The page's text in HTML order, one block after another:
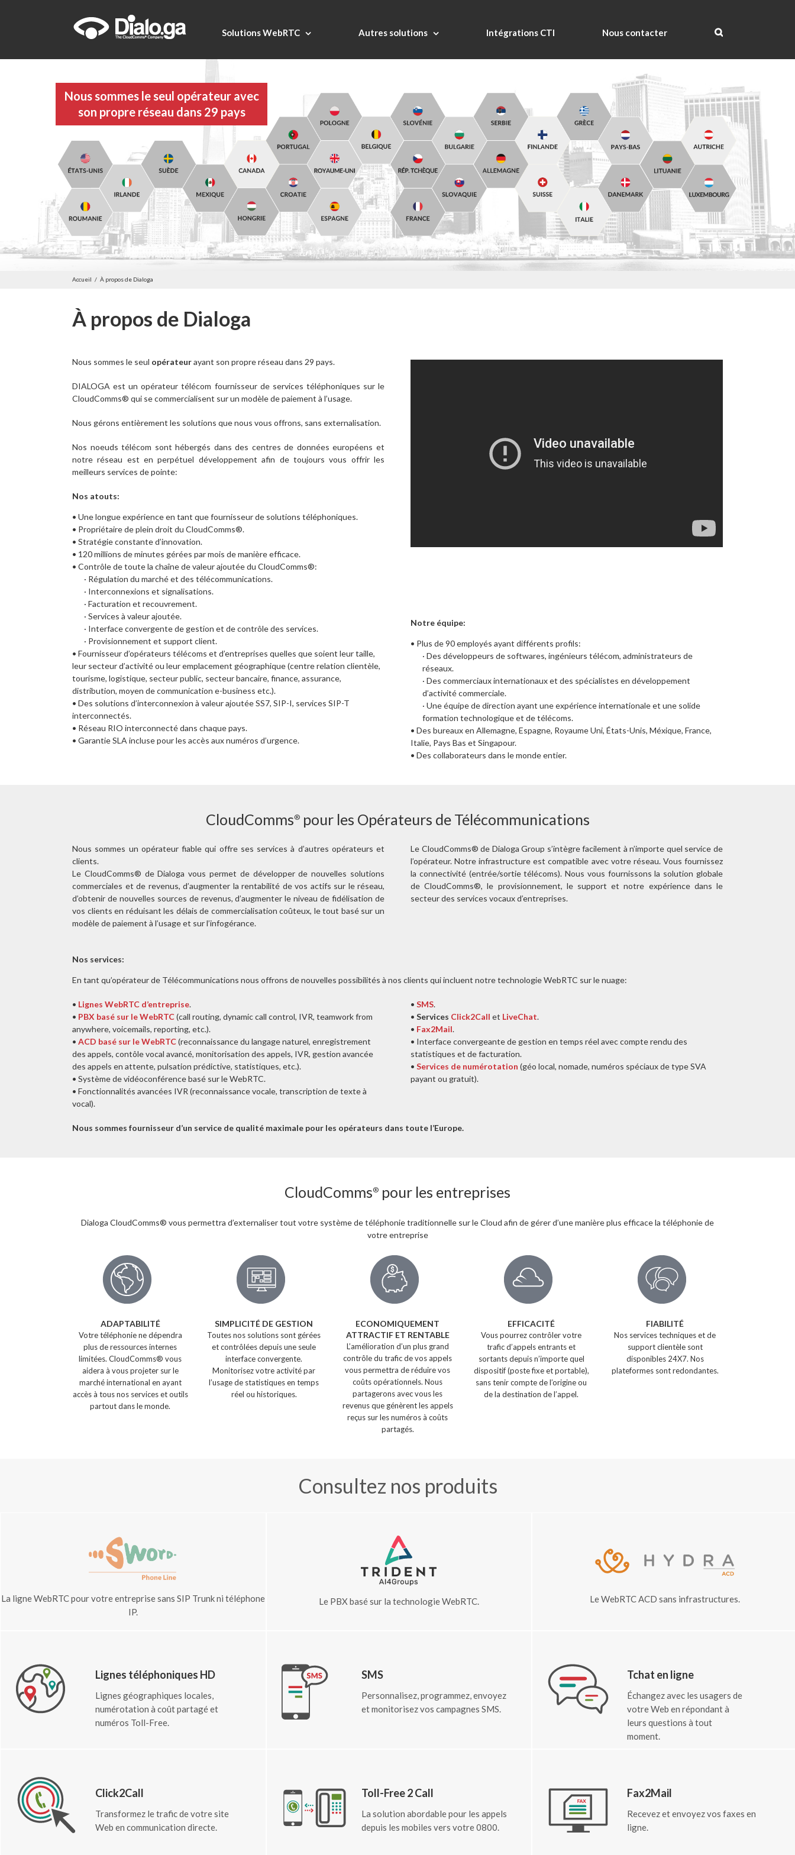
Solutions WebRTC Autres solutions Intégrations CTI Nous contacter
Nous sommes le seul opérateur avec
son propre réseau dans 29 pays
Accueil / À propos de Dialoga
À propos de Dialoga
Nous sommes le seul opérateurayant son propre réseau dans 29 pays.
DIALOGA est un opérateur télécom fournisseur de services téléphoniques sur le
CloudComms® qui se commercialisent sur un modèle de paiement à l’usage.
Nous gérons entièrement les solutions que nous vous offrons, sans externalisation.
Nos noeuds télécom sont hébergés dans des centres de données européens et
notre réseau est en perpétuel développement afin de toujours vous offrir les
meilleurs services de pointe:
Nos atouts:
• Une longue expérience en tant que fournisseur de solutions téléphoniques.
• Propriétaire de plein droit du CloudComms®.
• Stratégie constante d’innovation.
• 120 millions de minutes gérées par mois de manière efficace.
• Contrôle de toute la chaîne de valeur ajoutée du CloudComms®:
· Régulation du marché et des télécommunications.
· Interconnexions et signalisations.
· Facturation et recouvrement.
· Services à valeur ajoutée.
· Interface convergente de gestion et de contrôle des services.
· Provisionnement et support client.
• Fournisseur d’opérateurs télécoms et d’entreprises quelles que soient leur taille,
leur secteur d’activité ou leur emplacement géographique (centre relation clientèle,
tourisme, logistique, secteur public, secteur bancaire, finance, assurance,
distribution, moyen de communication e-business etc.).
• Des solutions d’interconnexion à valeur ajoutée SS7, SIP-I, services SIP-T
interconnectés.
• Réseau RIO interconnecté dans chaque pays.
• Garantie SLA incluse pour les accès aux numéros d’urgence.
Notre équipe:
• Plus de 90 employés ayant différents profils:
· Des développeurs de softwares, ingénieurs télécom, administrateurs de
réseaux.
· Des commerciaux internationaux et des spécialistes en développement
d’activité commerciale.
· Une équipe de direction ayant une expérience internationale et une solide
formation technologique et de télécoms.
• Des bureaux en Allemagne, Espagne, Royaume Uni, États-Unis, Méxique, France,
Italie, Pays Bas et Singapour.
• Des collaborateurs dans le monde entier.
CloudComms®pour les Opérateurs de Télécommunications
Nous sommes un opérateur fiable qui offre ses services à d’autres opérateurs et
clients.
Le CloudComms® de Dialoga vous permet de développer de nouvelles solutions
commerciales et de revenus, d’augmenter la rentabilité de vos actifs sur le réseau,
d’obtenir de nouvelles sources de revenus, d’augmenter le niveau de fidélisation de
vos clients en réduisant les délais de commercialisation coûteux, le tout basé sur un
modèle de paiement à l’usage et sur l’infogérance.
Le CloudComms® de Dialoga Group s’intègre facilement à n’importe quel service de
l’opérateur. Notre infrastructure est compatible avec votre réseau. Vous fournissez
la connectivité (entrée/sortie télécoms). Nous vous fournissons la solution globale
de CloudComms®, le provisionnement, le support et notre expérience dans le
secteur des services vocaux d’entreprises.
Nos services:
En tant qu’opérateur de Télécommunications nous offrons de nouvelles possibilités à nos clients qui incluent notre technologie WebRTC sur le nuage:
• Lignes WebRTC d’entreprise.
• PBX basé sur le WebRTC(call routing, dynamic call control, IVR, teamwork from
anywhere, voicemails, reporting, etc.).
• ACD basé sur le WebRTC(reconnaissance du langage naturel, enregistrement
des appels, contôle vocal avancé, monitorisation des appels, IVR, gestion avancée
des appels en attente, pulsation prédictive, statistiques, etc.).
• Système de vidéoconférence basé sur le WebRTC.
• Fonctionnalités avancées IVR (reconnaissance vocale, transcription de texte à
vocal).
• SMS.
• Services Click2Call et LiveChat.
• Fax2Mail.
• Interface convergeante de gestion en temps réel avec compte rendu des
statistiques et de facturation.
• Services de numérotation (géo local, nomade, numéros spéciaux de type SVA
payant ou gratuit).
Nous sommes fournisseur d’un service de qualité maximale pour les opérateurs dans toute l’Europe.
CloudComms® pour les entreprises
Dialoga CloudComms® vous permettra d’externaliser tout votre système de téléphonie traditionnelle sur le Cloud afin de gérer d’une manière plus efficace la téléphonie de
votre entreprise
ADAPTABILITÉ
Votre téléphonie ne dépendra
plus de ressources internes
limitées. CloudComms® vous
aidera à vous projeter sur le
marché international en ayant
accès à tous nos services et outils
partout dans le monde.
SIMPLICITÉ DE GESTION
Toutes nos solutions sont gérées
et contrôlées depuis une seule
interface convergente.
Monitorisez votre activité par
l’usage de statistiques en temps
réel ou historiques.
ECONOMIQUEMENT
ATTRACTIF ET RENTABLE
L’amélioration d’un plus grand
contrôle du trafic de vos appels
vous permettra de réduire vos
coûts opérationnels. Nous
partagerons avec vous les
revenus que génèrent les appels
reçus sur les numéros à coûts
partagés.
EFFICACITÉ
Vous pourrez contrôler votre
trafic d’appels entrants et
sortants depuis n’importe quel
dispositif (poste fixe et portable),
sans tenir compte de l’origine ou
de la destination de l’appel.
FIABILITÉ
Nos services techniques et de
support clientèle sont
disponibles 24X7. Nos
plateformes sont redondantes.
Consultez nos produits
La ligne WebRTC pour votre entreprise sans SIP Trunk ni téléphone
IP.
Le PBX basé sur la technologie WebRTC. Le WebRTC ACD sans infrastructures.
Lignes téléphoniques HD
Lignes géographiques locales,
numérotation à coût partagé et
numéros Toll-Free.
SMS
Personnalisez, programmez, envoyez
et monitorisez vos campagnes SMS.
Tchat en ligne
Échangez avec les usagers de
votre Web en répondant à
leurs questions à tout
moment.
Click2Call
Transformez le trafic de votre site
Web en communication directe.
Toll-Free 2 Call
La solution abordable pour les appels
depuis les mobiles vers votre 0800.
Fax2Mail
Recevez et envoyez vos faxes en
ligne.